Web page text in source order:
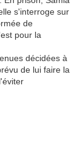
s'interroge sur
de
pour la
décidées à
de lui faire la